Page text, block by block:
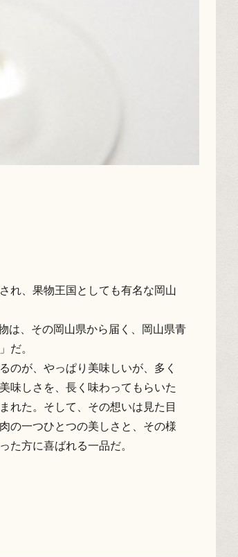
れ、果物王国としても有名な岡山
は、その岡山県から届く、岡山県青
だ。
のが、やっぱり美味しいが、多く
味しさを、長く味わってもらいた
れた。そして、その想いは見た目
の一つひとつの美しさと、その様
た方に喜ばれる一品だ。